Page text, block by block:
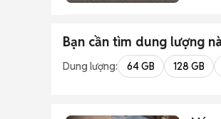
Bạn cần tìm dung lượng
Dung lượng: 64 GB 128 GB